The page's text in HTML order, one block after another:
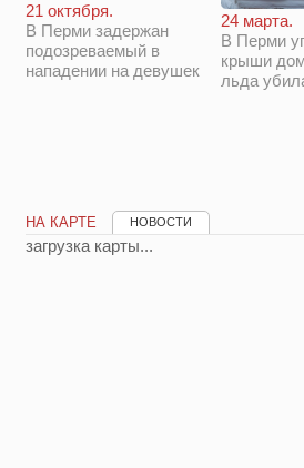
21 октября.
В Перми задержан
подозреваемый в
нападении на девушек
24 марта.
В Перми
крыши
льда
НА КАРТЕ НОВОСТИ
загрузка карты...